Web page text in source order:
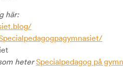
här:
heterSpecialpedagog på